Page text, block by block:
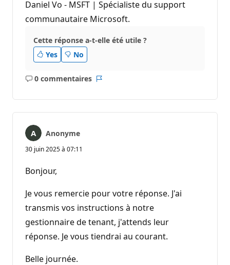
Daniel Vo - MSFT | Spécialiste du support
communautaire Microsoft.
Cette réponse a-t-elle été utile ?
Yes
No
0 commentaires
Aucun
Anonyme
30 juin 2025 à 07:11
Bonjour,
Je vous remercie pour votre réponse. J'ai
transmis vos instructions à notre
gestionnaire de tenant, j'attends leur
réponse. Je vous tiendrai au courant.
Belle journée.